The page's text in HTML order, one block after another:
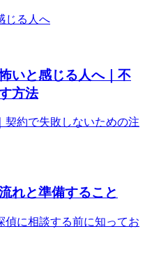
いと感じる人へ｜不
方法
れと準備すること